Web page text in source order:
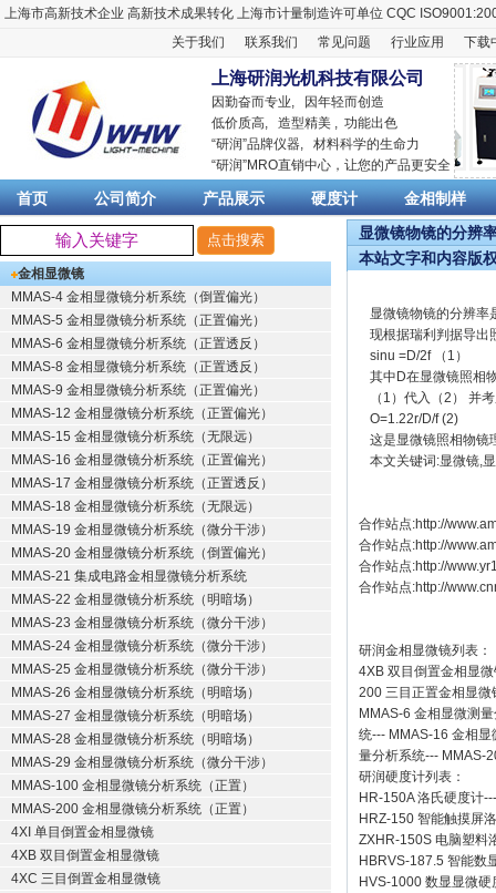
上海市高新技术企业 高新技术成果转化 上海市计量制造许可单位 CQC
关于我们
联系我们 常见问题 行业应用 下载
上海研润光机科技有限公司
因勤奋而专业, 因年轻而创造
低价质高, 造型精美 , 功能出色
“研润”品牌仪器, 材料科学的生命力
“研润”MRO直销中心，让您的产品更安全
首页 公司简介 产品展示 硬度计 金相制样
金相显微镜
MMAS-4 金相显微镜分析系统（倒置偏光）
MMAS-5 金相显微镜分析系统（正置偏光）
MMAS-6 金相显微镜分析系统（正置透反）
MMAS-8 金相显微镜分析系统（正置透反）
MMAS-9 金相显微镜分析系统（正置偏光）
MMAS-12 金相显微镜分析系统（正置偏光）
MMAS-15 金相显微镜分析系统（无限远）
MMAS-16 金相显微镜分析系统（正置偏光）
MMAS-17 金相显微镜分析系统（正置透反）
MMAS-18 金相显微镜分析系统（无限远）
MMAS-19 金相显微镜分析系统（微分干涉）
MMAS-20 金相显微镜分析系统（倒置偏光）
MMAS-21 集成电路金相显微镜分析系统
MMAS-22 金相显微镜分析系统（明暗场）
MMAS-23 金相显微镜分析系统（微分干涉）
MMAS-24 金相显微镜分析系统（微分干涉）
MMAS-25 金相显微镜分析系统（微分干涉）
MMAS-26 金相显微镜分析系统（明暗场）
MMAS-27 金相显微镜分析系统（明暗场）
MMAS-28 金相显微镜分析系统（明暗场）
MMAS-29 金相显微镜分析系统（微分干涉）
MMAS-100 金相显微镜分析系统（正置）
MMAS-200 金相显微镜分析系统（正置）
4XI 单目倒置金相显微镜
4XB 双目倒置金相显微镜
4XC 三目倒置金相显微镜
显微镜物镜的分辨
本站文字和内容版
显微镜物镜的分辨率
现根据瑞利判据导出
sinu =D/2f （1）
其中D在显微镜照相
（1）代入（2） 并
O=1.22r/D/f (2)
这是显微镜照相物镜
本文关键词:显微镜,
合作站点:http://
合作站点:http://
合作站点:http://
合作站点:http://
研润金相显微镜列表：
4XB 双目倒置金相显
200 三目正置金相显微
MMAS-6 金相显微测
统--- MMAS-16 金相显
量分析系统--- MMAS-
研润硬度计列表：
HR-150A 洛氏硬度计
HRZ-150 智能触摸屏
ZXHR-150S 电脑塑料
HBRVS-187.5 智能数
HVS-1000 数显显微硬